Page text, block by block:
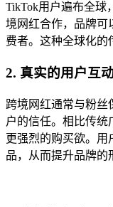
TikTok用户遍布全球
境网红合作，品牌可
费者。这种全球化的
2. 真实的用户互
跨境网红通常与粉丝
户的信任。相比传统
更强烈的购买欲。用
品，从而提升品牌的